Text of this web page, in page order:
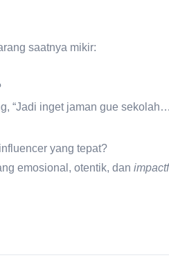
saatnya mikir:
“Jadi inget jaman gue
yang tepat?
emosional, otentik, dan